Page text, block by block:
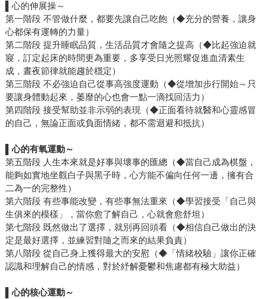
心的伸展操～
第一階段 不管做什麼，都要先讓自己吃飽（◆充分的營養，讓身
心都保有運轉的力量）
第二階段 提升睡眠品質，生活品質才會隨之提高（◆比起強迫就
寢，訂定起床的時間更為重要，多享受日光照耀促進血清素生
成，晝夜節律就能趨於穩定）
第三階段 不必強迫自己從事高強度運動（◆從增加步行開始～只
要讓身體動起來，萎靡的心也會一點一滴找回活力）
第四階段 接受幫助並非示弱的表現（◆正面看待就醫和心靈感冒
的自己，無論正面或負面情緒，都不需迴避和抵抗）
▌心的有氧運動～
第五階段 人生本來就是好事與壞事的匯總（◆當自己成為棋盤，
能夠如實地坐觀白子與黑子時，心方能不偏向任何一邊，擁有合
二為一的完整性）
第六階段 有些事能改變，有些事無法重來（◆學習接受「自己與
生俱來的模樣」，當你愈了解自己，心就會愈舒坦）
第七階段 既然做出了選擇，就別再回頭看（◆相信自己做出的決
定是最好選擇，並練習對隨之而來的結果負責）
第八階段 從自己身上獲得最大的安慰（◆「情緒校驗」讓你正確
認識和理解自己的情感，對於紓解憂鬱和焦慮都有極大助益）
▌心的核心運動～